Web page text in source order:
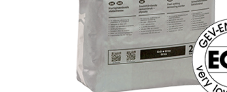
Rense- og plejemidler
Trinlydsdæmpning